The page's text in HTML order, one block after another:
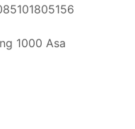
1000 Asa